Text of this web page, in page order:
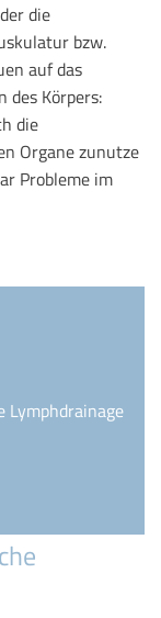
die
bzw.
auf das
des Körpers:
die
Organe zunutze
Probleme im
Lymphdrainage